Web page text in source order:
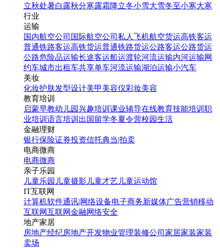
立秋处暑白露秋分寒露霜降立冬小雪大雪冬至小寒大寒
行业
运输
国内航空公司 国际航空公司 私人飞机航空货运高铁客运
普通铁路客运高铁货运普通铁路货运公路客运公路货运
公路危险品运输长途客运船运渡轮河流运输内河运输网
约车城市出租车共享单车河流运输湖泊运输小汽车
美妆
化妆护肤发型设计美甲 美容仪彩妆美容
教育培训
启蒙早教幼儿园 兴趣培训 课业辅导在线教育技能培训 职
业培训 语言培训 出国留学冬夏令营校园生活
金融理财
银行保险证券投资信托典当|拍卖
电商微商
电商微商
亲子乐园
儿童乐园 儿童摄影 儿童才艺 儿童运动馆
IT互联网
计算机软件通讯|网络设备电子商务新媒体广告营销移动
互联网互联网金融网络安全
地产家居
房地产经纪房地产开发物业管理装修公司 家居家装家装
卖场